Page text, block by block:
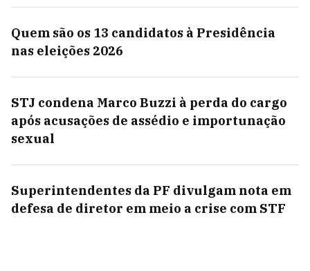
Quem são os 13 candidatos à Presidência
nas eleições 2026
STJ condena Marco Buzzi à perda do cargo
após acusações de assédio e importunação
sexual
Superintendentes da PF divulgam nota em
defesa de diretor em meio a crise com STF